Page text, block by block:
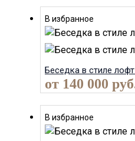
В избранное
Беседка в стиле
от 140 000
В избранное